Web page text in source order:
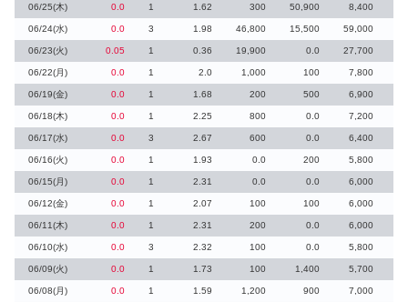
06/25(木)
0.0 1 1.62 300 50,900 8,400
06/24(水) 0.0 3 1.98 46,800 15,500 59,000
06/23(火) 0.05 1 0.36 19,900 0.0 27,700
06/22(月) 0.0 1 2.0 1,000 100 7,800
06/19(金) 0.0 1 1.68 200 500 6,900
06/18(木) 0.0 1 2.25 800 0.0 7,200
06/17(水) 0.0 3 2.67 600 0.0 6,400
06/16(火) 0.0 1 1.93 0.0 200 5,800
06/15(月) 0.0 1 2.31 0.0 0.0 6,000
06/12(金) 0.0 1 2.07 100 100 6,000
06/11(木) 0.0 1 2.31 200 0.0 6,000
06/10(水) 0.0 3 2.32 100 0.0 5,800
06/09(火) 0.0 1 1.73 100 1,400 5,700
06/08(月) 0.0 1 1.59 1,200 900 7,000